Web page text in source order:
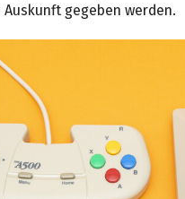
gegeben werden.